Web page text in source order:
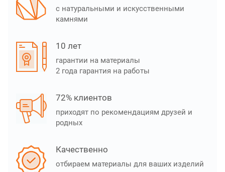
с натуральными и искусственными
камнями
10 лет
гарантии на материалы
2 года гарантия на работы
72% клиентов
приходят по рекомендациям друзей и
родных
Качественно
отбираем материалы для ваших изделий